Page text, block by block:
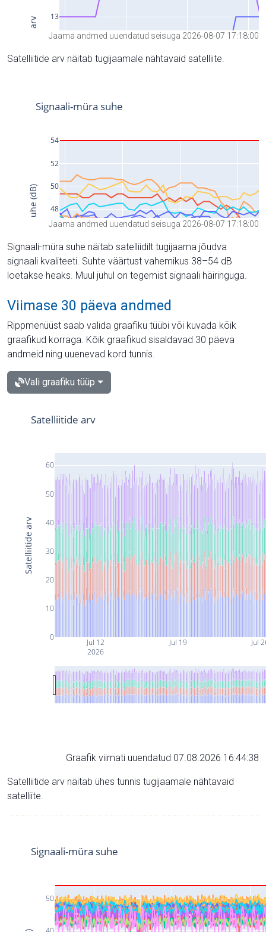
Jaama andmed uuendatud seisuga 2026-08-07 17:18:00
Satelliitide arv näitab tugijaamale nähtavaid satelliite.
Jaama andmed uuendatud seisuga 2026-08-07 17:18:00
Signaali-müra suhe näitab satelliidilt tugijaama jõudva
signaali kvaliteeti. Suhte väärtust vahemikus 38–54 dB
loetakse heaks. Muul juhul on tegemist signaali häiringuga.
Viimase 30 päeva andmed
Rippmenüüst saab valida graafiku tüübi või kuvada kõik
graafikud korraga. Kõik graafikud sisaldavad 30 päeva
andmeid ning uuenevad kord tunnis.
Vali graafiku tüüp
Jul 12
2026
Jul 19 Jul
0
10
20
30
40
50
60
Satelliitide arv
Satelliitide arv
Graafik viimati uuendatud 07.08.2026 16:44:38
Satelliitide arv näitab ühes tunnis tugijaamale nähtavaid
satelliite.
50
Signaali-müra suhe